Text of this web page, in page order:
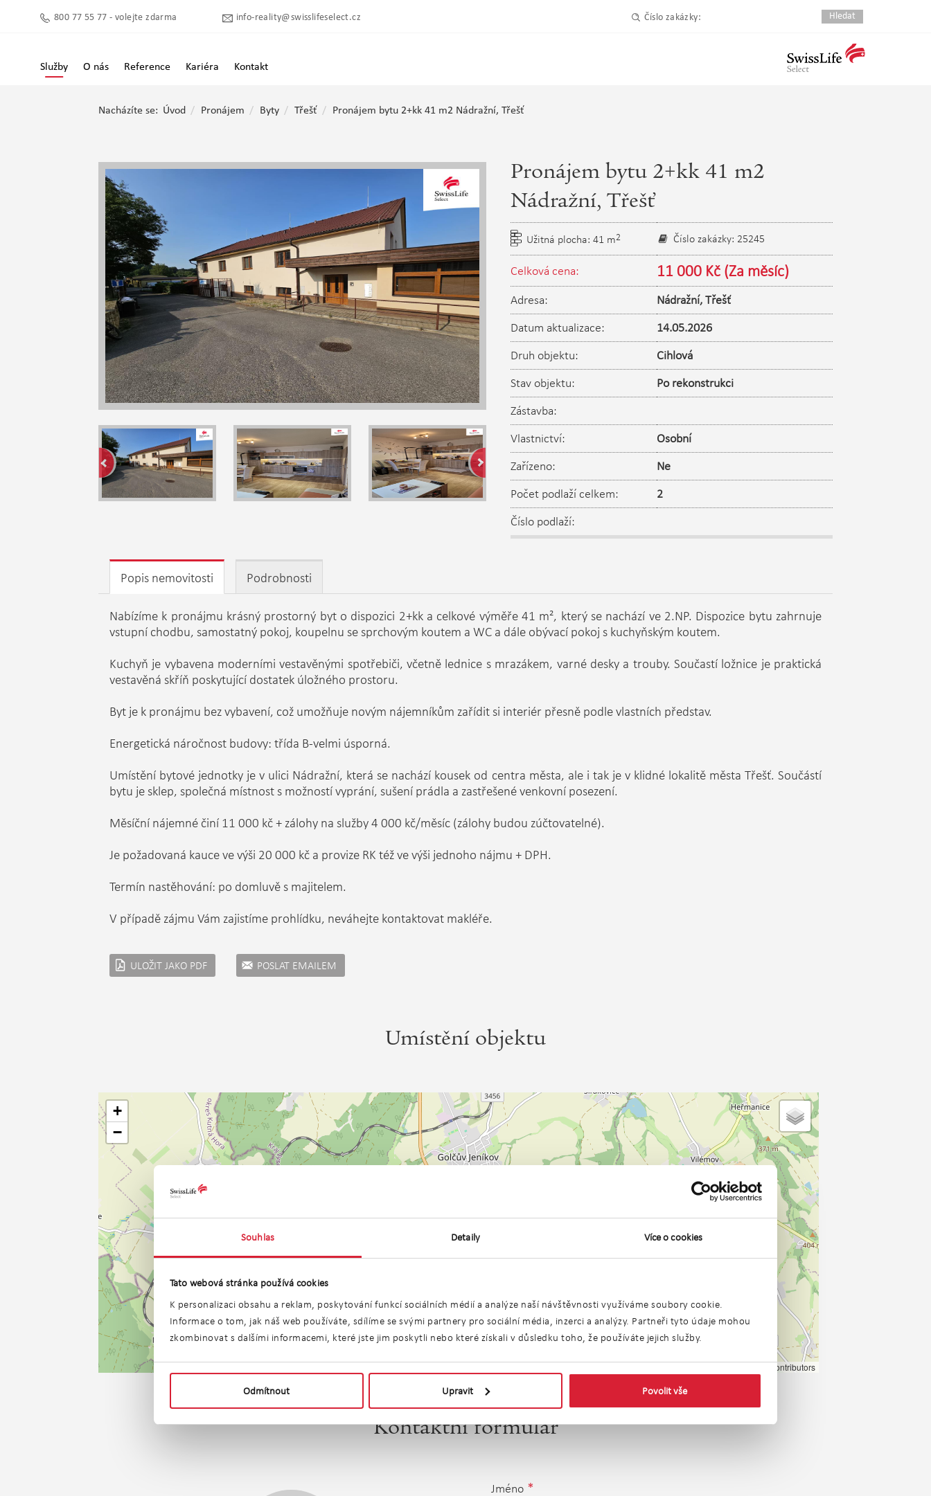
Souhlas Detaily Více o cookies
Tato webová stránka používá cookies
K personalizaci obsahu a reklam, poskytování funkcí sociálních médií a analýze naší návštěvnosti využíváme soubory cookie.
Informace o tom, jak náš web používáte, sdílíme se svými partnery pro sociální média, inzerci a analýzy. Partneři tyto údaje mohou
zkombinovat s dalšími informacemi, které jste jim poskytli nebo které získali v důsledku toho, že používáte jejich služby.
Odmítnout Upravit Povolit vše
800 77 55 77 - volejte zdarma info-reality@swisslifeselect.cz Číslo zakázky:
Služby O nás Reference Kariéra Kontakt
Nacházíte se: Úvod Pronájem Byty Třešť Pronájem bytu 2+kk 41 m2 Nádražní, Třešť
Pronájem bytu 2+kk 41 m2
Nádražní, Třešť
Užitná plocha: 41 m2 Číslo zakázky: 25245
Celková cena: 11 000 Kč (Za měsíc)
Adresa: Nádražní,Třešť
Datum aktualizace:
14.05.2026
Druh objektu:
Cihlová
Stav objektu:
Po rekonstrukci
Zástavba:
Vlastnictví:
Osobní
Zařízeno:
Ne
Počet podlaží celkem:
2
Číslo podlaží:
Popis nemovitosti Podrobnosti
Nabízíme k pronájmu krásný prostorný byt o dispozici 2+kk a celkové výměře 41 m², který se nachází ve 2.NP. Dispozice bytu zahrnuje
vstupní chodbu, samostatný pokoj, koupelnu se sprchovým koutem a WC a dále obývací pokoj s kuchyňským koutem.
Kuchyň je vybavena moderními vestavěnými spotřebiči, včetně lednice s mrazákem, varné desky a trouby. Součastí ložnice je praktická
vestavěná skříň poskytující dostatek úložného prostoru.
Byt je k pronájmu bez vybavení, což umožňuje novým nájemníkům zařídit si interiér přesně podle vlastních představ.
Energetická náročnost budovy: třída B-velmi úsporná.
Umístění bytové jednotky je v ulici Nádražní, která se nachází kousek od centra města, ale i tak je v klidné lokalitě města Třešť. Součástí
bytu je sklep, společná místnost s možností vyprání, sušení prádla a zastřešené venkovní posezení.
Měsíční nájemné činí 11 000 kč + zálohy na služby 4 000 kč/měsíc (zálohy budou zúčtovatelné).
Je požadovaná kauce ve výši 20 000 kč a provize RK též ve výši jednoho nájmu + DPH.
Termín nastěhování: po domluvě s majitelem.
V případě zájmu Vám zajistíme prohlídku, neváhejte kontaktovat makléře.
ULOŽIT JAKO PDF POSLAT EMAILEM
Umístění objektu
+
−
contributors
Kontaktní formulář
Jméno *